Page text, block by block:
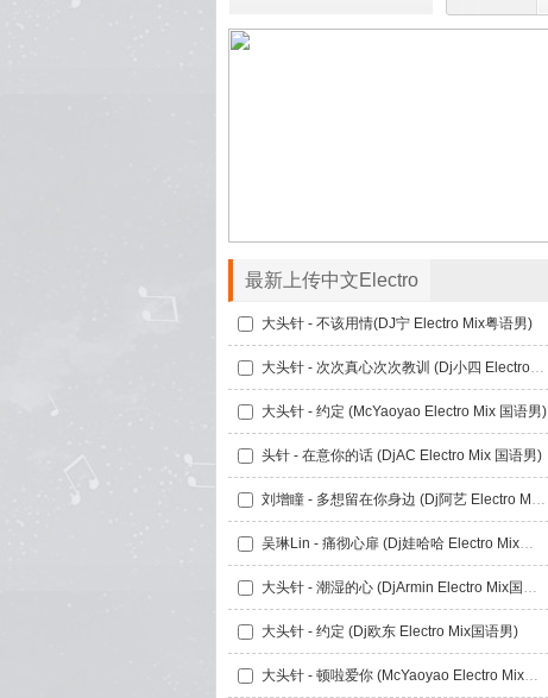
最新上传中文Electro
大头针 - 不该用情(DJ宁 Electro Mix粤语男)
大头针 - 次次真心次次教训 (Dj小四 Electro Rmx 2026)
大头针 - 约定 (McYaoyao Electro Mix 国语男)
头针 - 在意你的话 (DjAC Electro Mix 国语男)
刘增瞳 - 多想留在你身边 (Dj阿艺 Electro Mix国语女)
吴琳Lin - 痛彻心扉 (Dj娃哈哈 Electro Mix国语女)
大头针 - 潮湿的心 (DjArmin Electro Mix国语男)
大头针 - 约定 (Dj欧东 Electro Mix国语男)
大头针 - 顿啦爱你 (McYaoyao Electro Mix国语男)